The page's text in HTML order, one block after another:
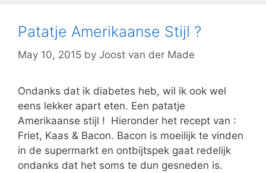
Patatje Amerikaanse Stijl ?
May 10, 2015 by Joost van der Made
Ondanks dat ik diabetes heb, wil ik ook wel
eens lekker apart eten. Een patatje
Amerikaanse stijl ! Hieronder het recept van :
Friet, Kaas & Bacon. Bacon is moeilijk te vinden
in de supermarkt en ontbijtspek gaat redelijk
ondanks dat het soms te dun gesneden is.